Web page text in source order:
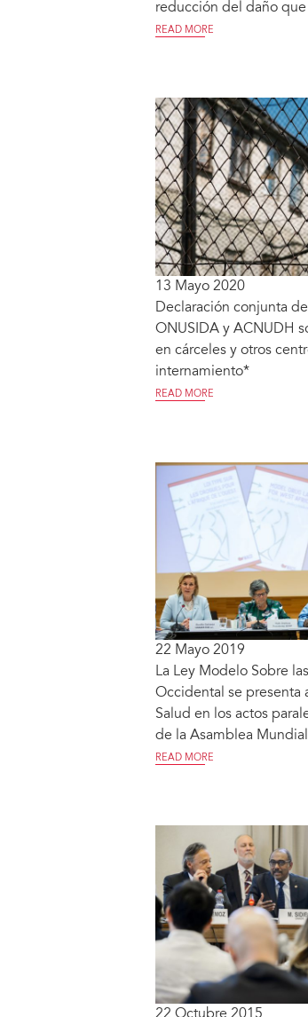
reducción del daño que
READ MORE
13 Mayo 2020
Declaración conjunta
ONUSIDA y ACNUDH
en cárceles y otros
internamiento*
READ MORE
22 Mayo 2019
La Ley Modelo Sobre
Occidental se presenta
Salud en los actos
de la Asamblea
READ MORE